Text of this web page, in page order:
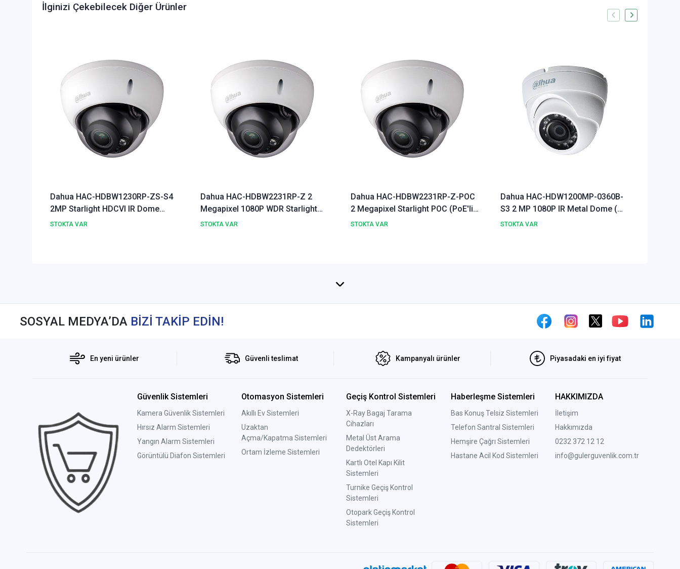
İlginizi Çekebilecek Diğer Ürünler
Dahua HAC-HDBW1230RP-ZS-S4
2MP Starlight HDCVI IR Dome
Kamera
STOKTA VAR
Dahua HAC-HDBW2231RP-Z 2
Megapixel 1080P WDR Starlight
HDCVI Dome Kamera
STOKTA VAR
Dahua HAC-HDBW2231RP-Z-POC
2 Megapixel Starlight POC (PoE'li)
HDCVI IR Dome Kamera
STOKTA VAR
Dahua HAC-HDW1200MP-0360B-
S3 2 MP 1080P IR Metal Dome (
HDCVI+AHD+TVI+Analog )
STOKTA VAR
SOSYAL MEDYA’DA BİZİ TAKİP EDİN!
En yeni ürünler Güvenli teslimat Kampanyalı ürünler Piyasadaki en iyi fiyat
Güvenlik Sistemleri
Kamera Güvenlik Sistemleri
Hırsız Alarm Sistemleri
Yangın Alarm Sistemleri
Görüntülü Diafon Sistemleri
Otomasyon Sistemleri
Akıllı Ev Sistemleri
Uzaktan
Açma/Kapatma Sistemleri
Ortam İzleme Sistemleri
Geçiş Kontrol Sistemleri
X-Ray Bagaj Tarama
Cihazları
Metal Üst Arama
Dedektörleri
Kartlı Otel Kapı Kilit
Sistemleri
Turnike Geçiş Kontrol
Sistemleri
Otopark Geçiş Kontrol
Sistemleri
Haberleşme Sistemleri
Bas Konuş Telsiz Sistemleri
Telefon Santral Sistemleri
Hemşire Çağrı Sistemleri
Hastane Acil Kod Sistemleri
HAKKIMIZDA
İletişim
Hakkımızda
0232 372 12 12
info@gulerguvenlik.com.tr